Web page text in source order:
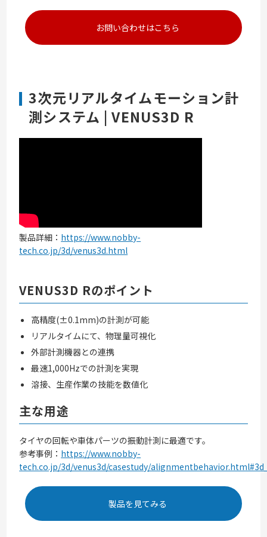
お問い合わせはこちら
3次元リアルタイムモーション計
測システム | VENUS3D R
製品詳細： https://www.nobby-
tech.co.jp/3d/venus3d.html
VENUS3D Rのポイント
高精度(±0.1mm)の計測が可能
リアルタイムにて、物理量可視化
外部計測機器との連携
最速1,000Hzでの計測を実現
溶接、生産作業の技能を数値化
主な用途
タイヤの回転や車体パーツの振動計測に最適です。
参考事例： https://www.nobby-
tech.co.jp/3d/venus3d/casestudy/
製品を見てみる